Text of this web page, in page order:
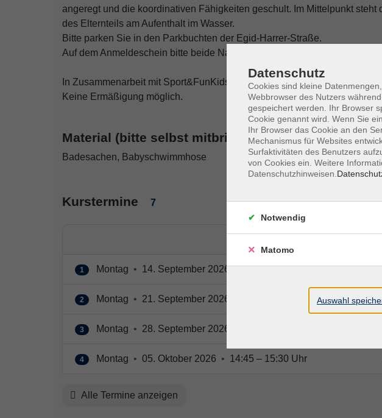
angeregt und die koordinativen Fähigkeiten geschult. Im Mittelpunkt steht
des Elternteils am Aufenthalt im Wasser.
Bitte parken Sie in den Parkbuchten der Egid-Harrer-Straße.
Auf dem Anmeldeschein bitte beide Namen und Geburtsdaten (Mutter/
In Zusammenarbeit mit Sport&FunKids e.V.
Keine Ermäßigung möglich.
Material (bitte selbst mitbringen):
Badesachen, Babyschwimmhose
Kurstermine 7
1 Montag • 14. September 2026 • 14:45 – 15:30 Uhr
2 Montag • 21. September 2026 14:45 – 15:30 Uhr
3 Montag • 28. September 2026
4 Montag • 05. Oktober 2026 • 14:45 – 15:30 Uhr
Alle Termine anzeigen
Datenschutz
Cookies sind kleine
Webbrowser des Nutzers
gespeichert werden. Ihr Browser
Cookie genannt wird. Wenn Sie
Ihr Browser das Cookie an den
Mechanismus für Websites
Surfaktivitäten des Benutzers
von Cookies ein. Weitere
Datenschutzhinweisen.
Notwendig
Matomo
Auswahl